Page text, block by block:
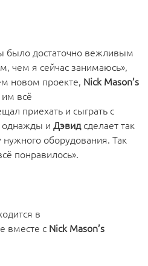
было достаточно вежливым
чем я сейчас занимаюсь»,
новом проекте, Nick Mason’s
всё
приехать и сыграть с
однажды и Дэвидсделает так
оборудования. Так
понравилось».
в
вместе с Nick Mason’s